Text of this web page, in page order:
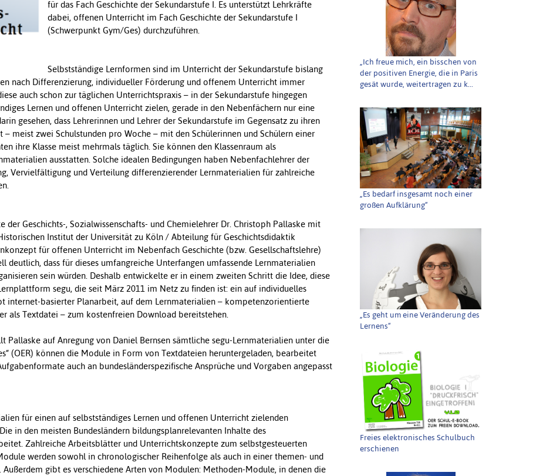
für das Fach Geschichte der Sekundarstufe I. Es unterstützt Lehrkräfte
dabei, offenen Unterricht im Fach Geschichte der Sekundarstufe I
(Schwerpunkt Gym/Ges) durchzuführen.
Selbstständige Lernformen sind im Unterricht der Sekundarstufe bislang
nach Differenzierung, individueller Förderung und offenem Unterricht immer
auch schon zur täglichen Unterrichtspraxis – in der Sekundarstufe hingegen
Lernen und offenen Unterricht zielen, gerade in den Nebenfächern nur eine
gesehen, dass Lehrerinnen und Lehrer der Sekundarstufe im Gegensatz zu ihren
meist zwei Schulstunden pro Woche – mit den Schülerinnen und Schülern einer
ihre Klasse meist mehrmals täglich. Sie können den Klassenraum als
ausstatten. Solche idealen Bedingungen haben Nebenfachlehrer der
Vervielfältigung und Verteilung differenzierender Lernmaterialien für zahlreiche
der Geschichts-, Sozialwissenschafts- und Chemielehrer Dr. Christoph Pallaske mit
Institut der Universität zu Köln / Abteilung für Geschichtsdidaktik
für offenen Unterricht im Nebenfach Geschichte (bzw. Gesellschaftslehre)
deutlich, dass für dieses umfangreiche Unterfangen umfassende Lernmaterialien
sein würden. Deshalb entwickelte er in einem zweiten Schritt die Idee, diese
segu, die seit März 2011 im Netz zu finden ist: ein auf individuelles
internet-basierter Planarbeit, auf dem Lernmaterialien – kompetenzorientierte
als Textdatei – zum kostenfreien Download bereitstehen.
Pallaske auf Anregung von Daniel Bernsen sämtliche segu-Lernmaterialien unter die
(OER) können die Module in Form von Textdateien heruntergeladen, bearbeitet
auch an bundesländerspezifische Ansprüche und Vorgaben angepasst
für einen auf selbstständiges Lernen und offenen Unterricht zielenden
in den meisten Bundesländern bildungsplanrelevanten Inhalte des
Zahlreiche Arbeitsblätter und Unterrichtskonzepte zum selbstgesteuerten
werden sowohl in chronologischer Reihenfolge als auch in einer themen- und
gibt es verschiedene Arten von Modulen: Methoden-Module, in denen die
„Ich freue mich, ein bisschen von
der positiven Energie, die in Paris
gesät wurde, weitertragen zu k...
„Es bedarf insgesamt noch einer
großen Aufklärung“
„Es geht um eine Veränderung des
Lernens“
Freies elektronisches Schulbuch
erschienen